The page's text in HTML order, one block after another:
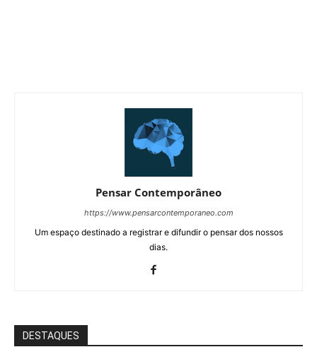
Pensar Contemporâneo
https://www.pensarcontemporaneo.com
Um espaço destinado a registrar e difundir o pensar dos nossos
dias.
DESTAQUES